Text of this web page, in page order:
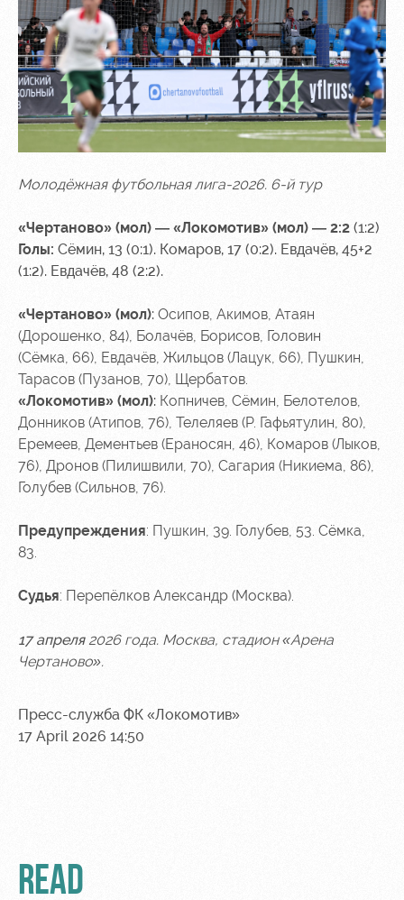
Молодёжная футбольная лига-2026. 6-й тур
«Чертаново» (мол) — «Локомотив» (мол) — 2:2 (1:2)
Голы: Сёмин, 13 (0:1). Комаров, 17 (0:2). Евдачёв, 45+2
(1:2). Евдачёв, 48 (2:2).
«Чертаново» (мол): Осипов, Акимов, Атаян
(Дорошенко, 84), Болачёв, Борисов, Головин
(Сёмка, 66), Евдачёв, Жильцов (Лацук, 66), Пушкин,
Тарасов (Пузанов, 70), Щербатов.
«Локомотив» (мол): Копничев, Сёмин, Белотелов,
Донников (Атипов, 76), Телеляев (Р. Гафьятулин, 80),
Еремеев, Дементьев (Ераносян, 46), Комаров (Лыков,
76), Дронов (Пилишвили, 70), Сагария (Никиема, 86),
Голубев (Сильнов, 76).
Предупреждения: Пушкин, 39. Голубев, 53. Сёмка,
83.
Судья: Перепёлков Александр (Москва).
17 апреля2026 года. Москва, стадион «Арена
Чертаново».
Пресс-служба ФК «Локомотив»
17 April 2026 14:50
READ